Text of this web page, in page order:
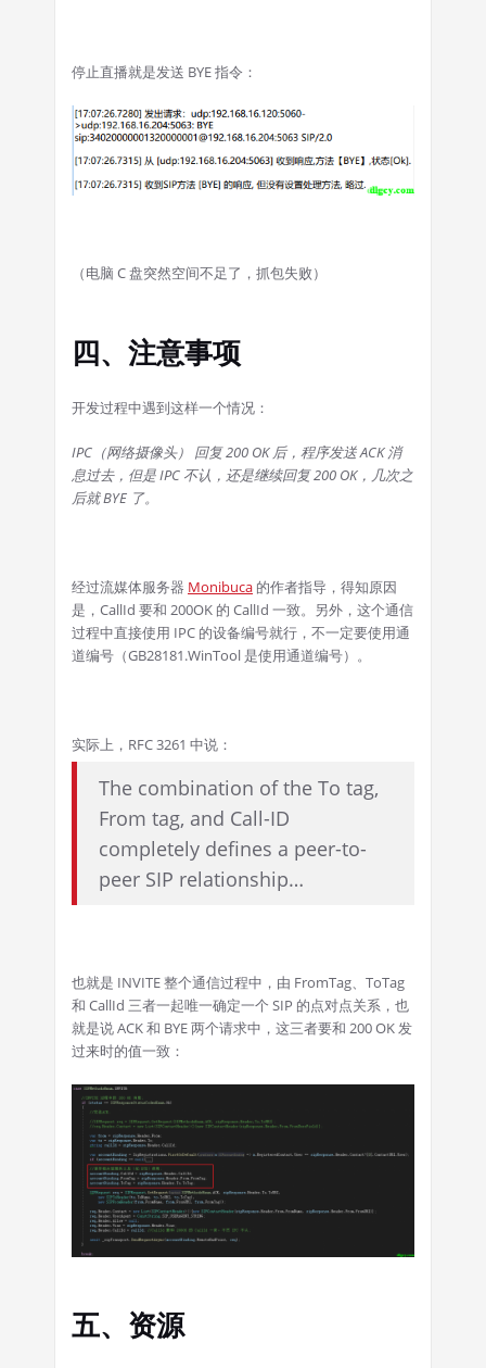
停止直播就是发送 BYE 指令：
（电脑 C 盘突然空间不足了，抓包失败）
四、注意事项
开发过程中遇到这样一个情况：
IPC（网络摄像头） 回复 200 OK 后，程序发送 ACK 消
息过去，但是 IPC 不认，还是继续回复 200 OK，几次之
后就 BYE 了。
经过流媒体服务器 Monibuca 的作者指导，得知原因
是，CallId 要和 200OK 的 CallId 一致。另外，这个通信
过程中直接使用 IPC 的设备编号就行，不一定要使用通
道编号（GB28181.WinTool 是使用通道编号）。
实际上，RFC 3261 中说：
The combination of the To tag,
From tag, and Call-ID
completely defines a peer-to-
peer SIP relationship…
也就是 INVITE 整个通信过程中，由 FromTag、ToTag
和 CallId 三者一起唯一确定一个 SIP 的点对点关系，也
就是说 ACK 和 BYE 两个请求中，这三者要和 200 OK 发
过来时的值一致：
五、资源